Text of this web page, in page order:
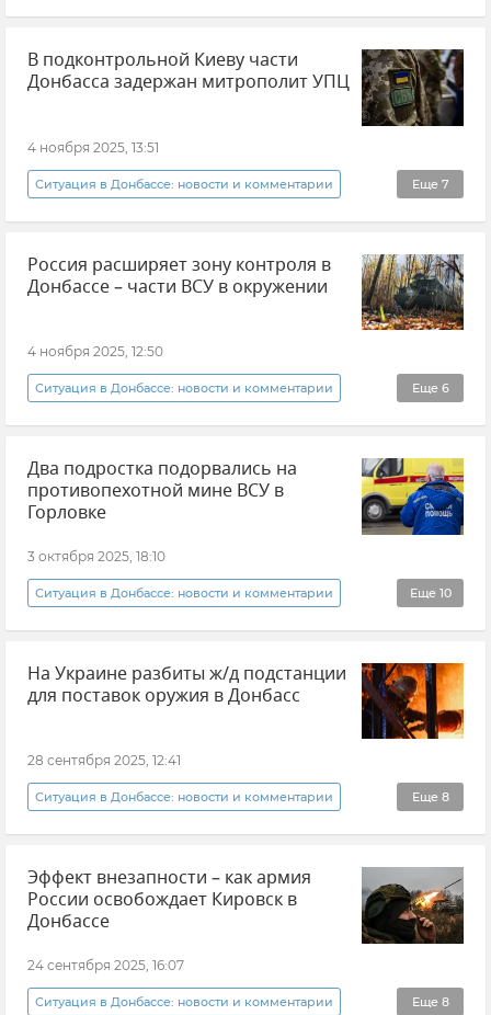
Новости СВО События в Донбассе
Харьковская область
ВСУ (Вооруженные силы Украины)
Потери ВСУ
В подконтрольной Киеву части
Донбасса задержан митрополит УПЦ
4 ноября 2025, 13:51
Еще 7
Ситуация в Донбассе: новости и комментарии
Украина
СБУ (Служба безопасности Украины)
Происшествия
Украинская православная церковь (УПЦ)
Церковный раскол на Украине
Россия расширяет зону контроля в
Донбассе – части ВСУ в окружении
4 ноября 2025, 12:50
Еще 6
Ситуация в Донбассе: новости и комментарии
Новости СВО Министерство обороны РФ
Вооруженные силы России
ВСУ (Вооруженные силы Украины)
Потери ВСУ
Два подростка подорвались на
противопехотной мине ВСУ в
Горловке
3 октября 2025, 18:10
Еще 10
Ситуация в Донбассе: новости и комментарии
Горловка Происшествия
Обстрелы ВСУ
ВСУ (Вооруженные силы Украины)
Иван Приходько
События в Донбассе
На Украине разбиты ж/д подстанции
для поставок оружия в Донбасс
28 сентября 2025, 12:41
Еще 8
Ситуация в Донбассе: новости и комментарии
Украина Удары по Украине
Донецкая Народная Республика (ДНР)
События в Донбассе
Вооруженные силы России
ВСУ (Вооруженные силы Украины)
Эффект внезапности – как армия
России освобождает Кировск в
Донбассе
24 сентября 2025, 16:07
Еще 8
Ситуация в Донбассе: новости и комментарии